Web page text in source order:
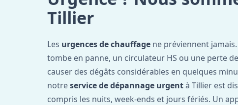
Tillier
Les urgences de chauffage ne préviennent
tombe en panne, un circulateur HS ou une perte
causer des dégâts considérables en quelques
notreservice de dépannage urgentà Tillier est
compris les nuits, week-ends et jours fériés. Un